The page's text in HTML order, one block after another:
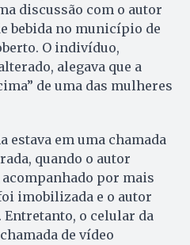
discussão com o autor
bebida no município de
O indivíduo,
alegava que a
de uma das mulheres
estava em uma chamada
quando o autor
por mais
imobilizada e o autor
Entretanto, o celular da
de vídeo